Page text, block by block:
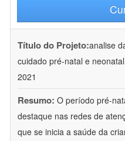
Título do Projeto:analise
cuidado pré-natal e
2021
Resumo: O período pré-
destaque nas redes de
que se inicia a saúde da